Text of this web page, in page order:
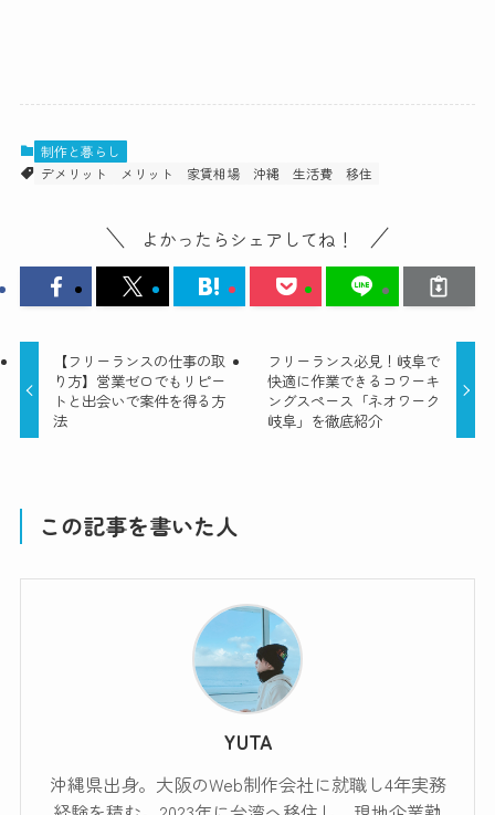
制作と暮らし
デメリット
メリット 家賃相場 沖縄 生活費 移住
よかったらシェアしてね！
【フリーランスの仕事の取
り方】営業ゼロでもリピー
トと出会いで案件を得る方
法
フリーランス必見！岐阜で
快適に作業できるコワーキ
ングスペース「ネオワーク
岐阜」を徹底紹介
この記事を書いた人
YUTA
沖縄県出身。大阪のWeb制作会社に就職し4年実務